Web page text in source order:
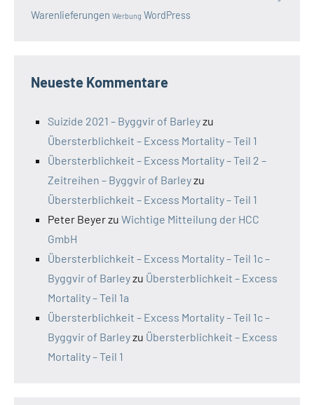
Warenlieferungen Werbung WordPress
Neueste Kommentare
Suizide 2021 – Byggvir of Barleyzu
Übersterblichkeit – Excess Mortality – Teil 1
Übersterblichkeit – Excess Mortality – Teil 2 –
Zeitreihen – Byggvir of Barleyzu
Übersterblichkeit – Excess Mortality – Teil 1
Peter Beyerzu Wichtige Mitteilung der HCC
GmbH
Übersterblichkeit – Excess Mortality – Teil 1c –
Byggvir of Barleyzu Übersterblichkeit – Excess
Mortality – Teil 1a
Übersterblichkeit – Excess Mortality – Teil 1c –
Byggvir of Barleyzu Übersterblichkeit – Excess
Mortality – Teil 1